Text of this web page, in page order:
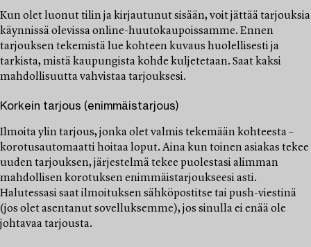
Kun olet luonut tilin ja kirjautunut sisään, voit jättää tarjouksia
käynnissä olevissa online-huutokaupoissamme. Ennen
tarjouksen tekemistä lue kohteen kuvaus huolellisesti ja
tarkista, mistä kaupungista kohde kuljetetaan. Saat kaksi
mahdollisuutta vahvistaa tarjouksesi.
Korkein tarjous (enimmäistarjous)
Ilmoita ylin tarjous, jonka olet valmis tekemään kohteesta –
korotusautomaatti hoitaa loput. Aina kun toinen asiakas tekee
uuden tarjouksen, järjestelmä tekee puolestasi alimman
mahdollisen korotuksen enimmäistarjoukseesi asti.
Halutessasi saat ilmoituksen sähköpostitse tai push-viestinä
(jos olet asentanut sovelluksemme), jos sinulla ei enää ole
johtavaa tarjousta.